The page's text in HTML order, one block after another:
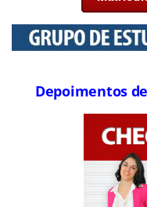
Depoimentos